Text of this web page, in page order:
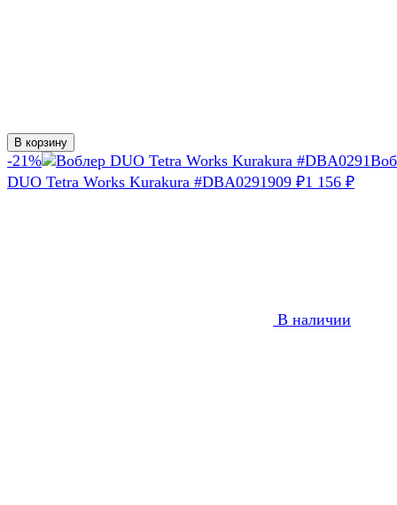
В корзину
-21%
DUO Tetra Works Kurakura #DBA0291909 ₽1 156 ₽
В наличии